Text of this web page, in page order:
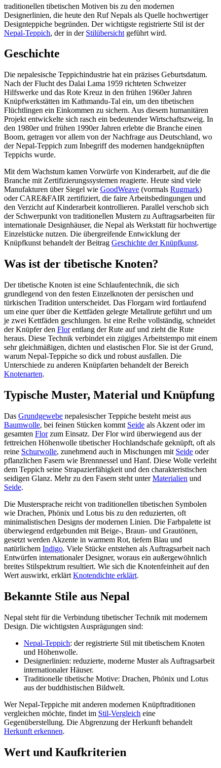
traditionellen tibetischen Motiven bis zu den modernen
Designerlinien, die heute den Ruf Nepals als Quelle hochwertiger
Designteppiche begründen. Der wichtigste registrierte Stil ist der
Nepal-Teppich, der in der Stilübersicht geführt wird.
Geschichte
Die nepalesische Teppichindustrie hat ein präzises Geburtsdatum.
Nach der Flucht des Dalai Lama 1959 richteten Schweizer
Hilfswerke und das Rote Kreuz in den frühen 1960er Jahren
Knüpfwerkstätten im Kathmandu-Tal ein, um den tibetischen
Flüchtlingen ein Einkommen zu sichern. Aus diesem humanitären
Projekt entwickelte sich rasch ein bedeutender Wirtschaftszweig. In
den 1980er und frühen 1990er Jahren erlebte die Branche einen
Boom, getragen vor allem von der Nachfrage aus Deutschland, wo
der Nepal-Teppich zum Inbegriff des modernen handgeknüpften
Teppichs wurde.
Mit dem Wachstum kamen Vorwürfe von Kinderarbeit, auf die die
Branche mit Zertifizierungssystemen reagierte. Heute sind viele
Manufakturen über Siegel wie GoodWeave (vormals Rugmark)
oder CARE&FAIR zertifiziert, die faire Arbeitsbedingungen und
den Verzicht auf Kinderarbeit kontrollieren. Parallel verschob sich
der Schwerpunkt von traditionellen Mustern zu Auftragsarbeiten für
internationale Designhäuser, die Nepal als Werkstatt für hochwertige
Einzelstücke nutzen. Die übergreifende Entwicklung der
Knüpfkunst behandelt der Beitrag Geschichte der Knüpfkunst.
Was ist der tibetische Knoten?
Der tibetische Knoten ist eine Schlaufentechnik, die sich
grundlegend von den festen Einzelknoten der persischen und
türkischen Tradition unterscheidet. Das Florgarn wird fortlaufend
um eine quer über die Kettfäden gelegte Metallrute geführt und um
je zwei Kettfäden geschlungen. Ist eine Reihe vollständig, schneidet
der Knüpfer den Florentlang der Rute auf und zieht die Rute
heraus. Diese Technik verbindet ein zügiges Arbeitstempo mit einem
sehr gleichmäßigen, dichten und elastischen Flor. Sie ist der Grund,
warum Nepal-Teppiche so dick und robust ausfallen. Die
Unterschiede zu anderen Knüpfarten behandelt der Bereich
Knotenarten.
Typische Muster, Material und Knüpfung
Das Grundgewebe nepalesischer Teppiche besteht meist aus
Baumwolle, bei feinen Stücken kommt Seide als Akzent oder im
gesamten Florzum Einsatz. Der Flor wird überwiegend aus der
fettreichen Höhenwolle tibetischer Hochlandschafe geknüpft, oft als
reine Schurwolle, zunehmend auch in Mischungen mit Seide oder
pflanzlichen Fasern wie Brennnessel und Hanf. Diese Wolle verleiht
dem Teppich seine Strapazierfähigkeit und den charakteristischen
seidigen Glanz. Mehr zu den Fasern steht unterMaterialien und
Seide.
Die Mustersprache reicht von traditionellen tibetischen Symbolen
wie Drachen, Phönix und Lotus bis zu den reduzierten, oft
minimalistischen Designs der modernen Linien. Die Farbpalette ist
überwiegend erdgebunden mit Beige-, Braun- und Grautönen,
gesetzt werden Akzente in warmem Rot, tiefem Blau und
natürlichem Indigo. Viele Stücke entstehen als Auftragsarbeit nach
Entwürfen internationaler Designer, woraus ein außergewöhnlich
breites Stilspektrum resultiert. Wie sich die Knotenfeinheit auf den
Wert auswirkt, erklärt Knotendichte erklärt.
Bekannte Stile aus Nepal
Nepal steht für die Verbindung tibetischer Technik mit modernem
Design. Die wichtigsten Ausprägungen sind:
Nepal-Teppich: der registrierte Stil mit tibetischem Knoten
und Höhenwolle.
Designerlinien: reduzierte, moderne Muster als Auftragsarbeit
internationaler Häuser.
Traditionelle tibetische Motive: Drachen, Phönix und Lotus
aus der buddhistischen Bildwelt.
Wer Nepal-Teppiche mit anderen modernen Knüpftraditionen
vergleichen möchte, findet im Stil-Vergleich eine
Gegenüberstellung. Die Abgrenzung der Herkunft behandelt
Herkunft erkennen.
Wert und Kaufkriterien